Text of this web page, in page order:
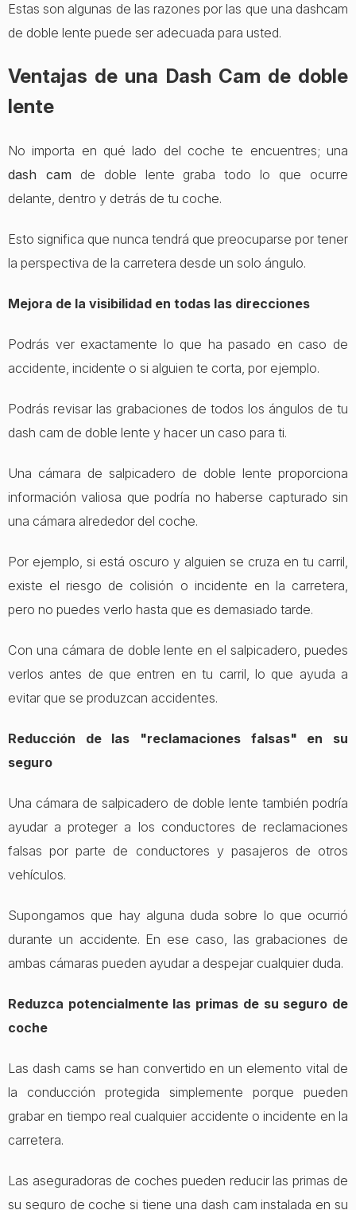
Estas son algunas de las razones por las que una dashcam
de doble lente puede ser adecuada para usted.
Ventajas de una Dash Cam de doble
lente
No importa en qué lado del coche te encuentres; una
dash camde doble lente graba todo lo que ocurre
delante, dentro y detrás de tu coche.
Esto significa que nunca tendrá que preocuparse por tener
la perspectiva de la carretera desde un solo ángulo.
Mejora de la visibilidad en todas las direcciones
Podrás ver exactamente lo que ha pasado en caso de
accidente, incidente o si alguien te corta, por ejemplo.
Podrás revisar las grabaciones de todos los ángulos de tu
dash cam de doble lente y hacer un caso para ti.
Una cámara de salpicadero de doble lente proporciona
información valiosa que podría no haberse capturado sin
una cámara alrededor del coche.
Por ejemplo, si está oscuro y alguien se cruza en tu carril,
existe el riesgo de colisión o incidente en la carretera,
pero no puedes verlo hasta que es demasiado tarde.
Con una cámara de doble lente en el salpicadero, puedes
verlos antes de que entren en tu carril, lo que ayuda a
evitar que se produzcan accidentes.
Reducción de las "reclamaciones falsas" en su
seguro
Una cámara de salpicadero de doble lente también podría
ayudar a proteger a los conductores de reclamaciones
falsas por parte de conductores y pasajeros de otros
vehículos.
Supongamos que hay alguna duda sobre lo que ocurrió
durante un accidente. En ese caso, las grabaciones de
ambas cámaras pueden ayudar a despejar cualquier duda.
Reduzca potencialmente las primas de su seguro de
coche
Las dash cams se han convertido en un elemento vital de
la conducción protegida simplemente porque pueden
grabar en tiempo real cualquier accidente o incidente en la
carretera.
Las aseguradoras de coches pueden reducir las primas de
su seguro de coche si tiene una dash cam instalada en su